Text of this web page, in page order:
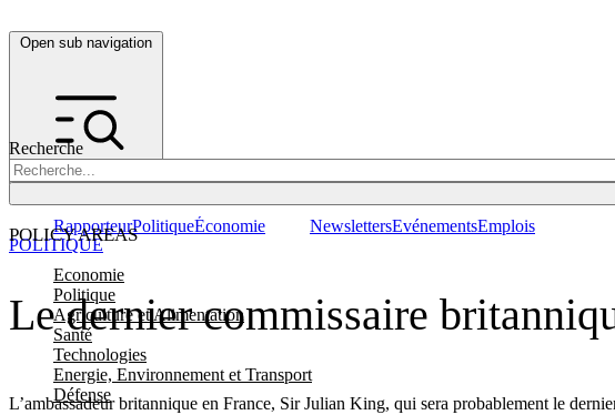
Open sub navigation
Recherche
POLICY AREAS
Economie
Politique
Agriculture et Alimentation
Santé
Technologies
Energie, Environnement et Transport
Défense
RapporteurPolitiqueÉconomie NewslettersEvénementsEmplois
Le dernier commissaire
L’ambassadeur britannique en France, Sir Julian King, qui sera probablement le
POLITIQUE